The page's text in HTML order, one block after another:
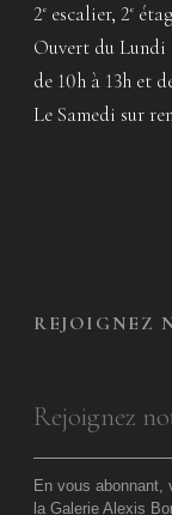
2e escalier, 2e
Ouvert du Lundi
de 10h à 13h et
Le Samedi sur
REJOIGNEZ
En vous abonnant,
la Galerie Alexis